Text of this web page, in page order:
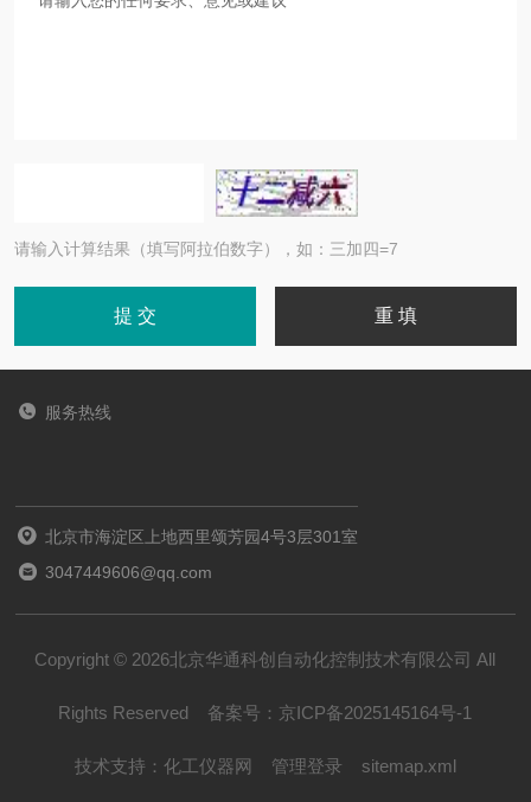
请输入计算结果（填写阿拉伯数字），如：三加四=7
服务热线
北京市海淀区上地西里颂芳园4号3层301室
3047449606@qq.com
Copyright © 2026北京华通科创自动化控制技术有限公司 All
Rights Reserved 备案号： 京ICP备2025145164号-1
技术支持： 化工仪器网 管理登录 sitemap.xml